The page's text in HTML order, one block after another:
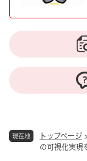
現在地 トップページ
の可視化実現